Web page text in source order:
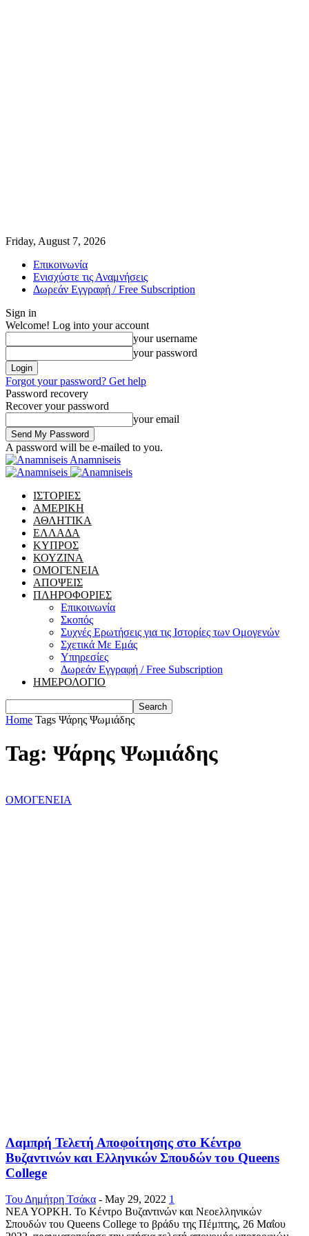
Friday, August 7, 2026
Επικοινωνία
Ενισχύστε τις Αναμνήσεις
Δωρεάν Εγγραφή / Free Subscription
Sign in
Welcome! Log into your account
your username
your password
Forgot your password? Get help
Password recovery
Recover your password
your email
A password will be e-mailed to you.
Anamniseis
ΙΣΤΟΡΙΕΣ
ΑΜΕΡΙΚΗ
ΑΘΛΗΤΙΚΑ
ΕΛΛΑΔΑ
ΚΥΠΡΟΣ
ΚΟΥΖΙΝΑ
ΟΜΟΓΕΝΕΙΑ
ΑΠΟΨΕΙΣ
ΠΛΗΡΟΦΟΡΙΕΣ
Επικοινωνία
Σκοπός
Συχνές Ερωτήσεις για τις Ιστορίες των Ομογενών
Σχετικά Με Εμάς
Υπηρεσίες
Δωρεάν Εγγραφή / Free Subscription
ΗΜΕΡΟΛΟΓΙΟ
Home Tags Ψάρης Ψωμιάδης
Tag: Ψάρης Ψωμιάδης
ΟΜΟΓΕΝΕΙΑ
Λαμπρή Τελετή Αποφοίτησης στο Κέντρο
Βυζαντινών και Ελληνικών Σπουδών του Queens
College
Του Δημήτρη Τσάκα - May 29, 2022 1
ΝΕΑ ΥΟΡΚΗ. Το Κέντρο Βυζαντινών και Νεοελληνικών
Σπουδών του Queens College το βράδυ της Πέμπτης, 26 Μαΐου